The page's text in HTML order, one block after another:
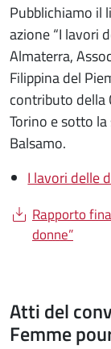
Pubblichiamo il
azione “I lavori
Almaterra,
Filippina del
contributo della
Torino e sotto
Balsamo.
I lavori delle
Document
Rapporto
donne”
Atti del
Femme